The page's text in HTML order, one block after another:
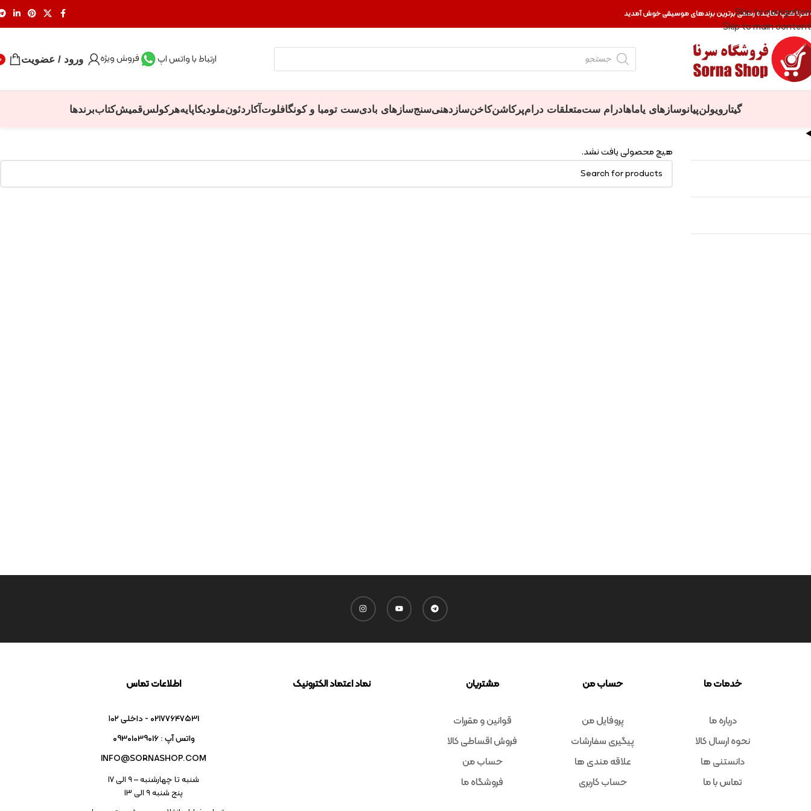
Skip to navigation
Skip to main content
سرنا شاپ نماینده رسمی برترین برندهای موسیقی خوش آمدید
ارتباط با واتس اپ فروش ویژه ورود / عضویت
گیتار ویولنپیانوسازهای یاماهادرام ستمتعلقات درامپرکاشنکاخنسازدهنیسنجسازهای بادیست تومبا و کونگافلوت آکاردئونملودیکاپایههرکولسقمیشکتاببرندها
هیچ محصولی یافت نشد.
خدمات ما
درباره ما
نحوه ارسال کالا
دانستنی ها
تماس با ما
حساب من
پروفایل من
پیگیری سفارشات
علاقه مندی ها
حساب کاربری
مشتریان
قوانین و مقررات
فروش اقساطی کالا
حساب من
فروشگاه ما
نماد اعتماد الکترونیک اطلاعات تماس
02177647531 - داخلی ۱۰۲
واتس آپ : 09301039016
INFO@SORNASHOP.COM
شنبه تا چهارشنبه – ۹ الی 17
پنج شنبه ۹ الی 13